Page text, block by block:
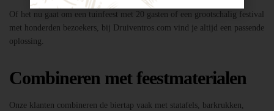
Of het nu gaat om een tuinfeest met 20 gasten of een grootschalig festival
met honderden bezoekers, bij Druiventros.com vind je altijd een passende
oplossing.
Combineren met feestmaterialen
Onze klanten combineren de biertap vaak met statafels, barkrukken,